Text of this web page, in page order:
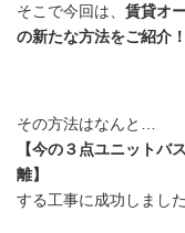
そこで今回は、 賃貸オ
の新たな方法をご紹介！
その方法はなんと…
【今の３点ユニットバ
離】
する工事に成功しました